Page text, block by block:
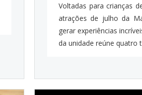
Voltadas para crianças
atrações de julho da
gerar experiências
da unidade reúne quatro